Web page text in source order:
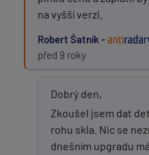
na vyšší verzi.
Robert Šatník -
před 9 roky
Dobrý den,
Zkoušel jsem dat
rohu skla. Nic se
dnešním upgradu